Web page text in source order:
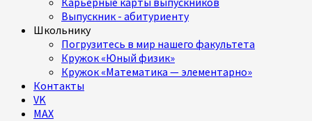
Выпускник - абитуриенту
Школьнику
Погрузитесь в мир нашего факультета
Кружок «Юный физик»
Кружок «Математика — элементарно»
Контакты
VK
MAX